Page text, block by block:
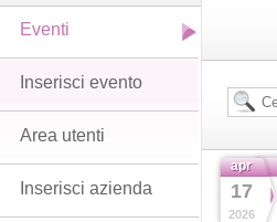
apr
17
2026
Eventi
Inserisci evento
Area utenti
Inserisci azienda